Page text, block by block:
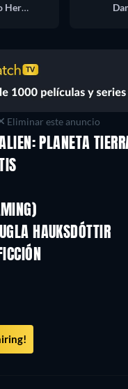
Joe DiMaggio Hermit
Eliminar este anuncio
PLANETA
TV
6
HAUKSDÓTTIR
TV